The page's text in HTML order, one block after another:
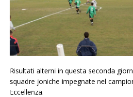
Risultati alterni in questa seconda
squadre joniche impegnate nel
Eccellenza.